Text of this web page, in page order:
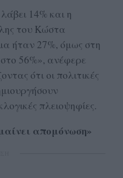
14% και η
του Κώστα
ήταν 27%, όμως στη
56%», ανέφερε
ότι οι πολιτικές
πλειοψηφίες.
απομόνωση»